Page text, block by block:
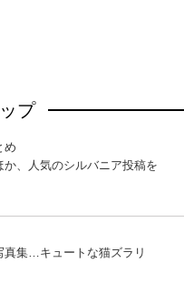
プ
め
か、人気のシルバニア投稿を
真集…キュートな猫ズラリ